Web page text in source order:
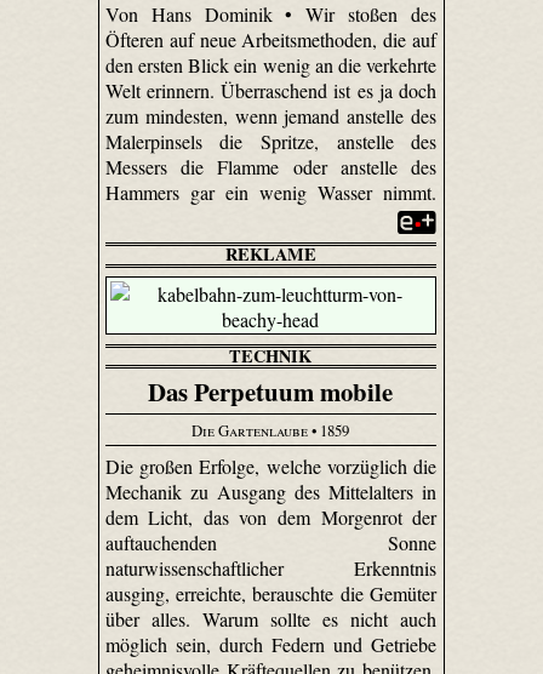
Von Hans Dominik • Wir stoßen des
Öfteren auf neue Arbeitsmethoden, die auf
den ersten Blick ein wenig an die verkehrte
Welt erinnern. Überraschend ist es ja doch
zum mindesten, wenn jemand anstelle des
Malerpinsels die Spritze, anstelle des
Messers die Flamme oder anstelle des
Hammers gar ein wenig Wasser nimmt.
REKLAME
TECHNIK
Das Perpetuum mobile
Die Gartenlaube• 1859
Die großen Erfolge, welche vorzüglich die
Mechanik zu Ausgang des Mittelalters in
dem Licht, das von dem Morgenrot der
auftauchenden Sonne
naturwissenschaftlicher Erkenntnis
ausging, erreichte, berauschte die Gemüter
über alles. Warum sollte es nicht auch
möglich sein, durch Federn und Getriebe